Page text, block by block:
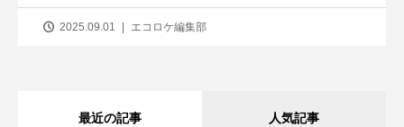
2025.09.01 エコロケ編集部
最近の記事 人気記事